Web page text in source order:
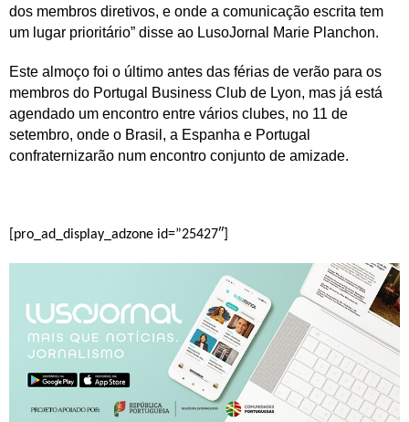
dos membros diretivos, e onde a comunicação escrita tem
um lugar prioritário” disse ao LusoJornal Marie Planchon.
Este almoço foi o último antes das férias de verão para os
membros do Portugal Business Club de Lyon, mas já está
agendado um encontro entre vários clubes, no 11 de
setembro, onde o Brasil, a Espanha e Portugal
confraternizarão num encontro conjunto de amizade.
[pro_ad_display_adzone id=”25427″]